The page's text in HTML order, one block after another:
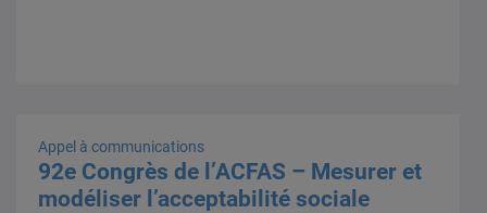
Appel à communications
92e Congrès de l’ACFAS – Mesurer et
modéliser l’acceptabilité sociale